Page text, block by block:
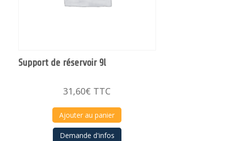
Support de réservoir 9l
31,60€ TTC
Ajouter au panier
Demande d'infos